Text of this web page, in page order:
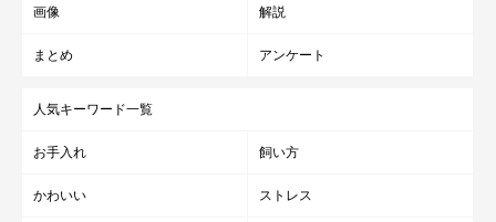
画像 解説
まとめ アンケート
人気キーワード一覧
お手入れ 飼い方
かわいい ストレス